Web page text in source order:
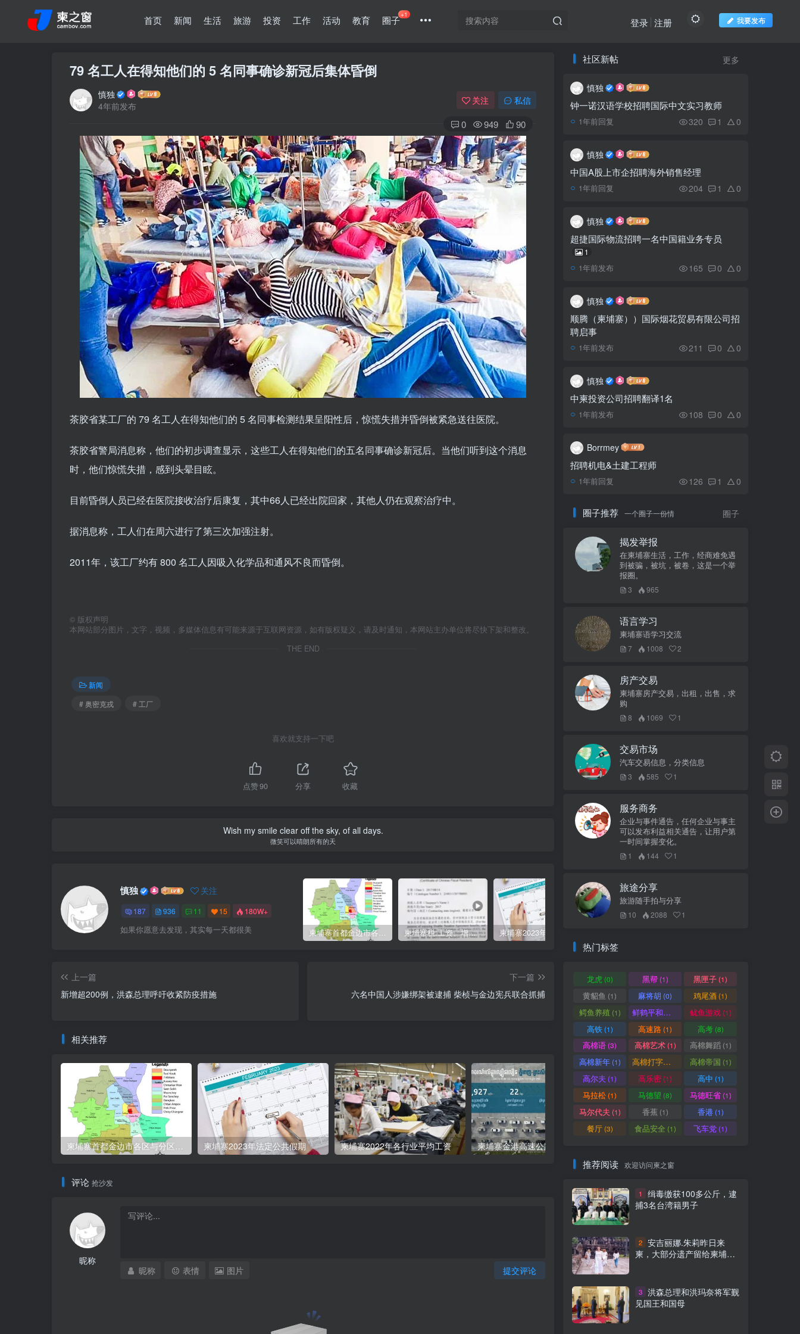
首页 新闻 生活 旅游 投资 工作 活动 教育 圈子+1
我要发布
登录 注册
79 名工人在得知他们的 5 名同事确诊新冠后集体昏倒
慎独
4年前发布
关注 私信
0 949 90
茶胶省某工厂的 79 名工人在得知他们的 5 名同事检测结果呈阳性后，惊慌失措并昏倒被紧急送往医院。
茶胶省警局消息称，他们的初步调查显示，这些工人在得知他们的五名同事确诊新冠后。 当他们听到这个消息
时，他们惊慌失措，感到头晕目眩。
目前昏倒人员已经在医院接收治疗后康复，其中66人已经出院回家，其他人仍在观察治疗中。
据消息称，工人们在周六进行了第三次加强注射。
2011年，该工厂约有 800 名工人因吸入化学品和通风不良而昏倒。
© 版权声明
本网站部分图片，文字，视频，多媒体信息有可能来源于互联网资源，如有版权疑义，请及时通知，本网站主办单位将尽快下架和整改。
THE END
新闻
# 奥密克戎
# 工厂
喜欢就支持一下吧
点赞90 分享 收藏
Wish my smile clear off the sky, of all days.
微笑可以晴朗所有的天
慎独 关注
187 936 11 15 180W+
如果你愿意去发现，其实每一天都很美 柬埔寨首都金边市各区与分区名称分布 柬埔寨税:工资、增值、预扣、利润、专利、产业、注册税
上一篇
新增超200例，洪森总理呼吁收紧防疫措施
下一篇
六名中国人涉嫌绑架被逮捕 柴桢与金边宪兵联合抓捕
相关推荐
柬埔寨2023年法定公共假期 柬埔寨2022年各行业平均工资
评论 抢沙发
昵称
提交评论
昵称 表情 图片
推荐阅读
1 缉毒缴获100多公斤，逮
捕3名台湾籍男子
柬，大部分遗产留给柬埔寨
领养儿
洪森总理和洪玛奈将军觐
4
金边市钻石岛至诺拉岛渡
轮启用 缓解铁桥头交通压力
司地产项目购买需谨慎
接卜哥山27公里公路 一个出
社区新帖 更多
慎独
钟一诺汉语学校招聘国际中文实习教师
1年前回复 320 1 0
慎独
中国A股上市企招聘海外销售经理
1年前回复 204 1 0
慎独
超捷国际物流招聘一名中国籍业务专员
1
1年前发布 165 0 0
慎独
顺腾（柬埔寨））国际烟花贸易有限公司招
聘启事
1年前发布 211 0 0
慎独
中柬投资公司招聘翻译1名
1年前发布 108 0 0
Borrmey
招聘机电&土建工程师
1年前回复 126 1 0
圈子推荐 一个圈子一份情 圈子
揭发举报
在柬埔寨生活，工作，经商难免遇
到被骗，被坑，被卷，这是一个举
报圈。
3 965
语言学习
柬埔寨语学习交流
7 1008 2
房产交易
柬埔寨房产交易，出租，出售，求
购
8 1069 1
交易市场
汽车交易信息，分类信息
3 585 1
服务商务
企业与事件通告，任何企业与事主
可以发布利益相关通告，让用户第
一时间掌握变化。
1 144 1
旅途分享
旅游随手拍与分享
10 2088 1
热门标签
龙虎(0) 黑帮(1) 黑匣子(1)
黄貂鱼 (1) 麻将胡 (0) 鸡尾酒(1)
鳄鱼养殖 (1) 鲜鹤平和赏 鱿鱼游戏(1)
高铁(1) 高速路(1) 高考(8)
高棉语(3) 高棉艺术(1) 高棉舞蹈(1)
高棉新年(1) 高棉打字机 高棉帝国 (1)
高尔夫 (1) 高乐密(1) 高中 (1)
马拉松(1) 马德望 (8) 马德旺省(1)
马尔代夫 (1) 香蕉(1) 香港(1)
餐厅(3) 食品安全 (1) 飞车党(1)
推荐阅读 欢迎访问柬之窗
1
缉毒缴获100多公斤，逮
捕3名台湾籍男子
2 安吉丽娜.朱莉昨日来
柬，大部分遗产留给柬埔寨
3 洪森总理和洪玛奈将军觐
见国王和国母